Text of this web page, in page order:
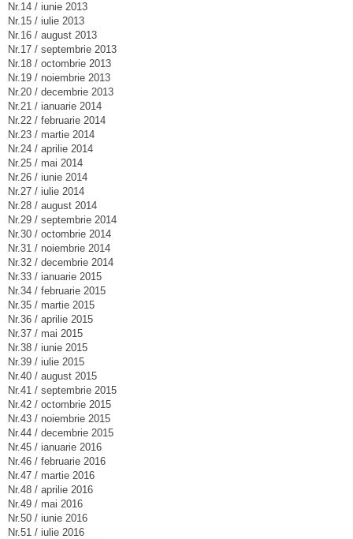
Nr.14 / iunie 2013
Nr.15 / iulie 2013
Nr.16 / august 2013
Nr.17 / septembrie 2013
Nr.18 / octombrie 2013
Nr.19 / noiembrie 2013
Nr.20 / decembrie 2013
Nr.21 / ianuarie 2014
Nr.22 / februarie 2014
Nr.23 / martie 2014
Nr.24 / aprilie 2014
Nr.25 / mai 2014
Nr.26 / iunie 2014
Nr.27 / iulie 2014
Nr.28 / august 2014
Nr.29 / septembrie 2014
Nr.30 / octombrie 2014
Nr.31 / noiembrie 2014
Nr.32 / decembrie 2014
Nr.33 / ianuarie 2015
Nr.34 / februarie 2015
Nr.35 / martie 2015
Nr.36 / aprilie 2015
Nr.37 / mai 2015
Nr.38 / iunie 2015
Nr.39 / iulie 2015
Nr.40 / august 2015
Nr.41 / septembrie 2015
Nr.42 / octombrie 2015
Nr.43 / noiembrie 2015
Nr.44 / decembrie 2015
Nr.45 / ianuarie 2016
Nr.46 / februarie 2016
Nr.47 / martie 2016
Nr.48 / aprilie 2016
Nr.49 / mai 2016
Nr.50 / iunie 2016
Nr.51 / iulie 2016